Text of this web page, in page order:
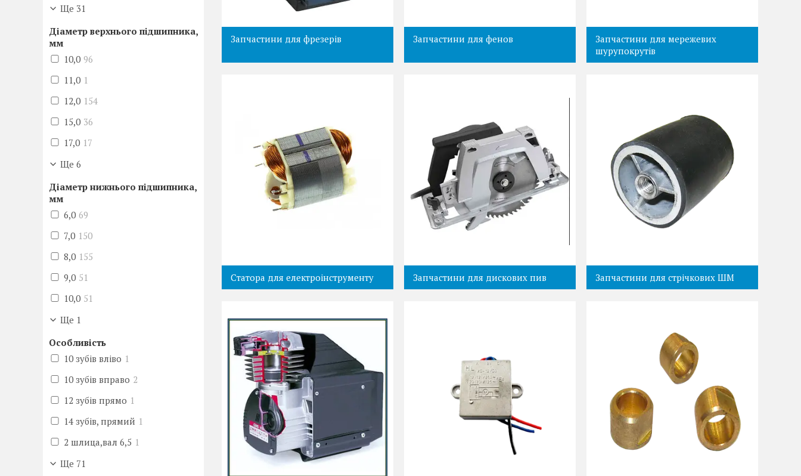
Запчастини для фрезерів Запчастини для фенов
Запчастини для мережевих
шурупокрутів
Статора для електроінструменту Запчастини для дискових пив Запчастини для стрічкових ШМ
Ще 31
Діаметр верхнього підшипника,
мм
10,0 96
11,0 1
12,0 154
15,0 36
17,0 17
Ще 6
Діаметр нижнього підшипника,
мм
6,0 69
7,0 150
8,0 155
9,0 51
10,0 51
Ще 1
Особливість
10 зубів вліво 1
10 зубів вправо 2
12 зубів прямо 1
14 зубів, прямий 1
2 шлица,вал 6,5 1
Ще 71